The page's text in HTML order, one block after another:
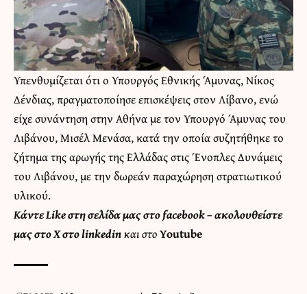
Υπενθυμίζεται ότι ο Υπουργός Εθνικής Άμυνας, Νίκος
Δένδιας, πραγματοποίησε επισκέψεις στον Λίβανο, ενώ
είχε συνάντηση στην Αθήνα με τον Υπουργό Άμυνας του
Λιβάνου, Μισέλ Μενάσα, κατά την οποία συζητήθηκε το
ζήτημα της αρωγής της Ελλάδας στις Ένοπλες Δυνάμεις
του Λιβάνου, με την δωρεάν παραχώρηση στρατιωτικού
υλικού.
ΚάντεLike στη σελίδα μας στο facebook– ακολουθείστε
μας στοXστοlinkedinκαι στοYoutube